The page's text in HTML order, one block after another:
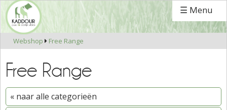
☰ Menu
Webshop  Free Range
Free Range
« naar alle categorieën